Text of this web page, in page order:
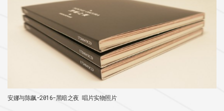
安娜与陈飙-2016-黑暗之夜 唱片实物照片